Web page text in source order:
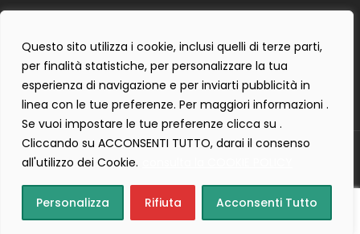
Questo sito utilizza i cookie, inclusi quelli di terze parti,
per finalità statistiche, per personalizzare la tua
esperienza di navigazione e per inviarti pubblicità in
linea con le tue preferenze. Per maggiori informazioni .
Se vuoi impostare le tue preferenze clicca su .
Cliccando su ACCONSENTI TUTTO, darai il consenso
all'utilizzo dei Cookie.
Personalizza Rifiuta Acconsenti Tutto
Privacy Policy
Cookie Policy
Contact Form Policy
Tecnostudio di Martellini Nicoletta
Creartlab.it
Home Cart(0) Wishlist(0) Login